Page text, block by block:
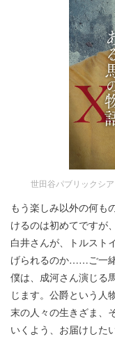
世田谷パブリックシ
もう楽しみ以外の何も
けるのは初めてですが
白井さんが、トルスト
げられるのか……ご一
僕は、成河さん演じる
じます。公爵という人
末の人々の生きざま、
いくよう、お届けした